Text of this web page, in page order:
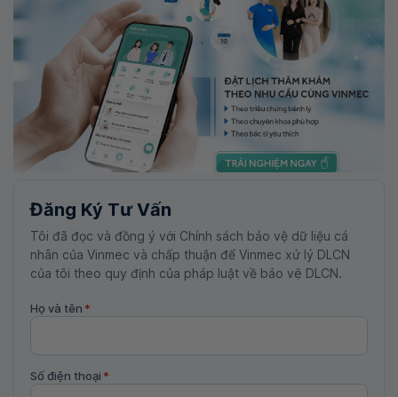
Đăng Ký Tư Vấn
Tôi đã đọc và đồng ý với Chính sách bảo vệ dữ liệu cá
nhân của Vinmec và chấp thuận để Vinmec xử lý DLCN
của tôi theo quy định của pháp luật về bảo vệ DLCN.
Họ và tên *
Số điện thoại *